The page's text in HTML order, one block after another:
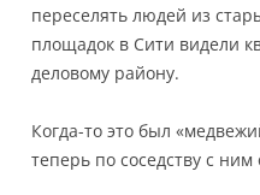
переселять людей из
площадок в Сити видели
деловому району.
Когда-то это был
теперь по соседству с